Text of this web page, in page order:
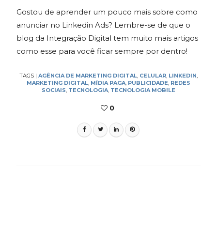
Gostou de aprender um pouco mais sobre como
anunciar no Linkedin Ads? Lembre-se de que o
blog da Integração Digital tem muito mais artigos
como esse para você ficar sempre por dentro!
TAGS| AGÊNCIA DE MARKETING DIGITAL, CELULAR, LINKEDIN,
MARKETING DIGITAL, MÍDIA PAGA, PUBLICIDADE, REDES
SOCIAIS, TECNOLOGIA, TECNOLOGIA MOBILE
0